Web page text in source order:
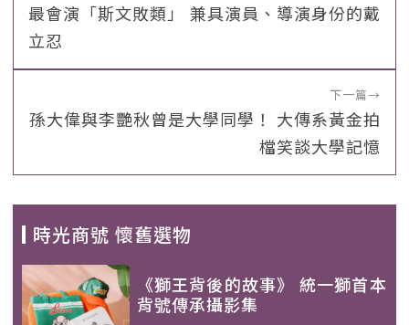
最會演「斯文敗類」 兼具演員、導演身份的戴
立忍
下一篇→
孫大偉與李艷秋曾是大學同學！ 大傳系黃金拍
檔笑談大學記憶
時光商號 懷舊選物
《獅王背後的故事》 統一獅首本
背號傳承攝影集